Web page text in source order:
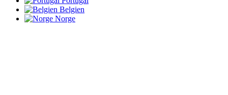
Belgien
Norge